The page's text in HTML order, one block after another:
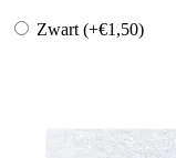
Zwart (+€1,50)